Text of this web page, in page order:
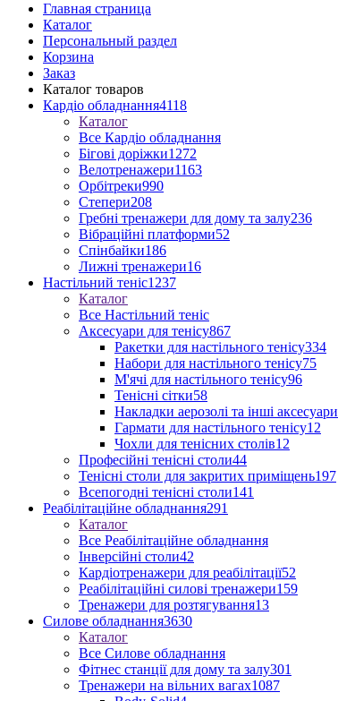
Главная страница
Каталог
Персональный раздел
Корзина
Заказ
Каталог товаров
Кардіо обладнання4118
Каталог
Все Кардіо обладнання
Бігові доріжки1272
Велотренажери1163
Орбітреки990
Степери208
Гребні тренажери для дому та залу236
Вібраційні платформи52
Спінбайки186
Лижні тренажери16
Настільний теніс1237
Каталог
Все Настільний теніс
Аксесуари для тенісу867
Ракетки для настільного тенісу334
Набори для настільного тенісу75
М'ячі для настільного тенісу96
Тенісні сітки58
Накладки аерозолі та інші аксесуари
Гармати для настільного тенісу12
Чохли для тенісних столів12
Професійні тенісні столи44
Тенісні столи для закритих приміщень197
Всепогодні тенісні столи141
Реабілітаційне обладнання291
Каталог
Все Реабілітаційне обладнання
Інверсійні столи42
Кардіотренажери для реабілітації52
Реабілітаційні силові тренажери159
Тренажери для розтягування13
Силове обладнання3630
Каталог
Все Силове обладнання
Фітнес станції для дому та залу301
Тренажери на вільних вагах1087